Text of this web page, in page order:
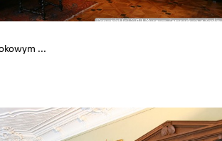
...